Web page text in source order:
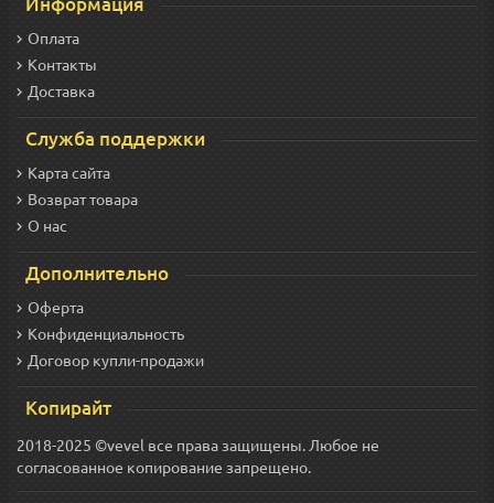
Оплата
Контакты
Доставка
Служба поддержки
Карта сайта
Возврат товара
О нас
Дополнительно
Оферта
Конфиденциальность
Договор купли-продажи
Копирайт
2018-2025 ©vevel все права защищены. Любое не
согласованное копирование запрещено.